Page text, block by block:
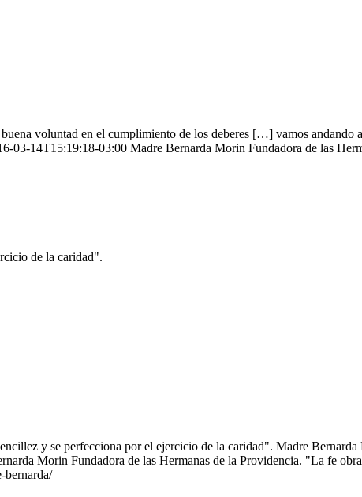
voluntad en el cumplimiento de los deberes […] vamos
03-14T15:19:18-03:00 Madre Bernarda Morin Fundadora de las
de la caridad".
y se perfecciona por el ejercicio de la caridad". Madre
Morin Fundadora de las Hermanas de la Providencia. "La fe
bernarda/